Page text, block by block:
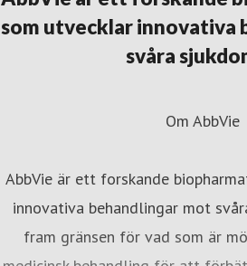
som utvecklar innovativa
svåra
Om AbbVie
AbbVie är ett forskande
innovativa behandlingar mot
fram gränsen för vad som är